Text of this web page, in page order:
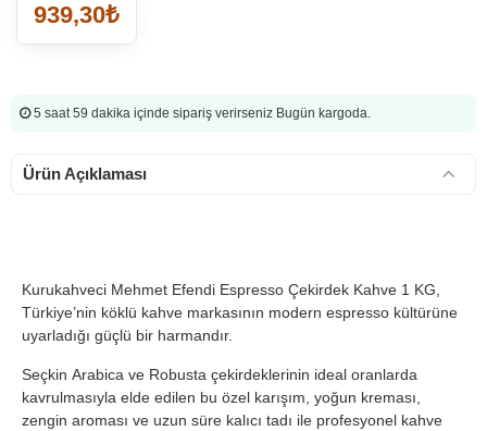
939,30₺
5 saat 59 dakika içinde sipariş verirseniz Bugün kargoda.
Ürün Açıklaması
Kurukahveci Mehmet Efendi Espresso Çekirdek Kahve 1 KG,
Türkiye’nin köklü kahve markasının modern espresso kültürüne
uyarladığı güçlü bir harmandır.
Seçkin Arabica ve Robusta çekirdeklerinin ideal oranlarda
kavrulmasıyla elde edilen bu özel karışım, yoğun kreması,
zengin aroması ve uzun süre kalıcı tadı ile profesyonel kahve